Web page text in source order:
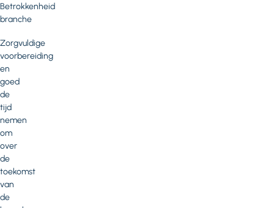
Betrokkenheid
branche
Zorgvuldige
voorbereiding
en
goed
de
tijd
nemen
om
over
de
toekomst
van
de